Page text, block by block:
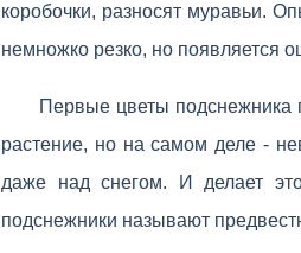
коробочки, разносят муравьи.
немножко резко, но появляется
Первые цветы подснежника
растение, но на самом деле -
даже над снегом. И делает
подснежники называют